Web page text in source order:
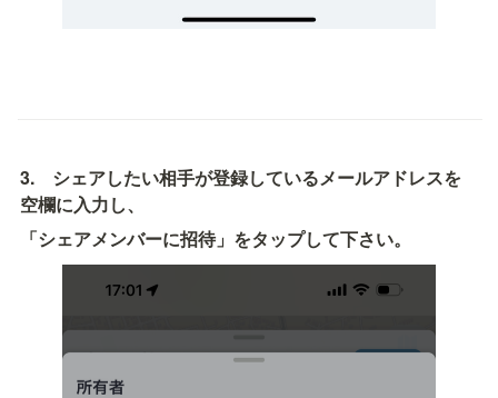
3.　シェアしたい相手が登録しているメールアドレスを
空欄に入力し、
「シェアメンバーに招待」をタップして下さい。